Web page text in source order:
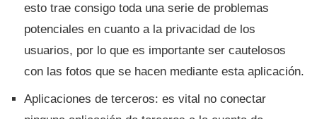
esto trae consigo toda una serie de problemas
potenciales en cuanto a la privacidad de los
usuarios, por lo que es importante ser cautelosos
con las fotos que se hacen mediante esta aplicación.
Aplicaciones de terceros: es vital no conectar